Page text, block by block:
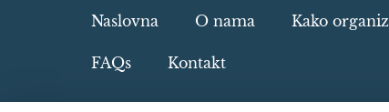
Naslovna O nama Kako
FAQs Kontakt